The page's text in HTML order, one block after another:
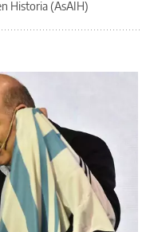
Historia (AsAIH)